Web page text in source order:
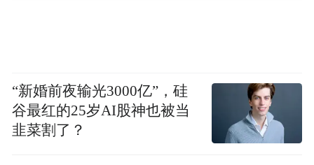
“新婚前夜输光3000亿”，硅
谷最红的25岁AI股神也被当
韭菜割了？